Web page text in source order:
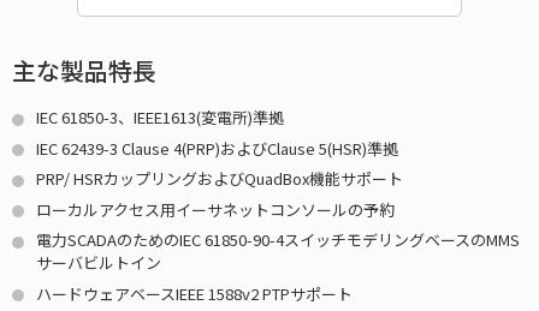
主な製品特長
IEC 61850-3、IEEE1613(変電所)準拠
IEC 62439-3 Clause 4(PRP)およびClause 5(HSR)準拠
PRP/ HSRカップリングおよびQuadBox機能サポート
ローカルアクセス用イーサネットコンソールの予約
電力SCADAのためのIEC 61850-90-4スイッチモデリングベースのMMS
サーバビルトイン
ハードウェアベースIEEE 1588v2 PTPサポート